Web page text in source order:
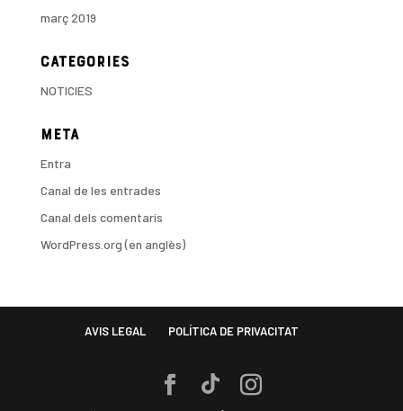
març 2019
Categories
NOTICIES
Meta
Entra
Canal de les entrades
Canal dels comentaris
WordPress.org (en anglès)
AVIS LEGAL POLÍTICA DE PRIVACITAT